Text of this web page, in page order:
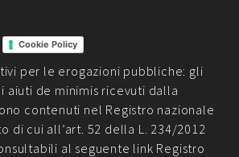
Cookie Policy
per le erogazioni pubbliche: gli
aiuti de minimis ricevuti dalla
contenuti nel Registro nazionale
di cui all’art. 52 della L. 234/2012
al seguente link Registro